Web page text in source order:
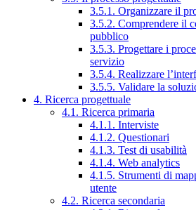
3.5.1. Organizzare il
3.5.2. Comprendere il
pubblico
3.5.3. Progettare i
servizio
3.5.4. Realizzare
3.5.5. Validare la
4. Ricerca progettuale
4.1. Ricerca primaria
4.1.1. Interviste
4.1.2. Questionari
4.1.3. Test di usabilità
4.1.4. Web analytics
4.1.5. Strumenti di
utente
4.2. Ricerca secondaria